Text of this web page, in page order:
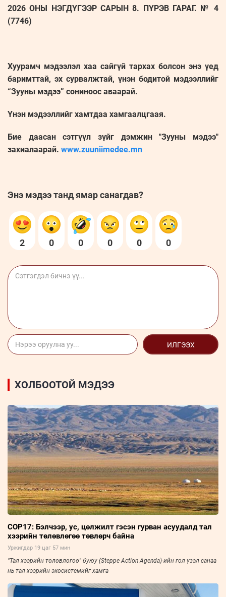
2026 ОНЫ НЭГДҮГЭЭР САРЫН 8. ПҮРЭВ ГАРАГ. № 4
(7746)
Хуурамч мэдээлэл хаа сайгүй тархах болсон энэ үед
баримттай, эх сурвалжтай, үнэн бодитой мэдээллийг
“Зууны мэдээ” сониноос аваарай.
Үнэн мэдээллийг хамтдаа хамгаалцгаая.
Бие даасан сэтгүүл зүйг дэмжин "Зууны мэдээ"
захиалаарай. www.zuuniimedee.mn
Энэ мэдээ танд ямар санагдав?
2 0 0 0 0 0
ИЛГЭЭХ
ХОЛБООТОЙ МЭДЭЭ
COP17: Бэлчээр, ус, цөлжилт гэсэн гурван асуудалд тал
хээрийн төлөвлөгөө төвлөрч байна
Уржигдар 19 цаг 57 мин
"Тал хээрийн төлөвлөгөө" буюу (Steppe Action Agenda)-ийн гол үзэл санаа
нь тал хээрийн экосистемийг хамга